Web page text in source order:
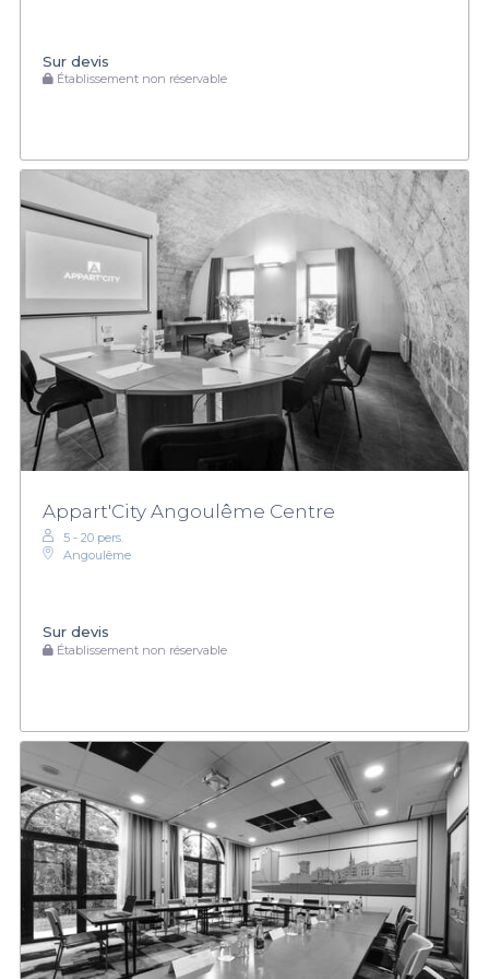
Sur devis
Établissement non réservable
Appart'City Angoulême Centre
5 - 20 pers.
Angoulême
Sur devis
Établissement non réservable